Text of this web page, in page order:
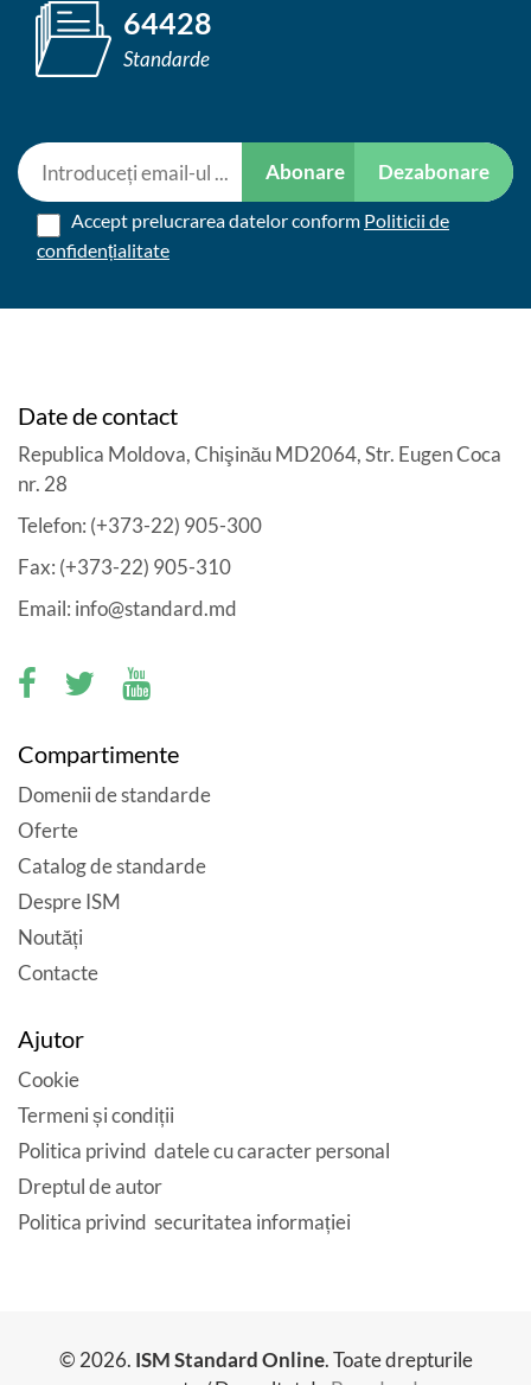
64428
Standarde
Abonare Dezabonare
Accept prelucrarea datelor conform Politicii de
confidențialitate
Date de contact
Republica Moldova, Chişinău MD2064, Str. Eugen Coca
nr. 28
Telefon: (+373-22) 905-300
Fax: (+373-22) 905-310
Email: info@standard.md
Compartimente
Domenii de standarde
Oferte
Catalog de standarde
Despre ISM
Noutăți
Contacte
Ajutor
Cookie
Termeni și condiții
Politica privind datele cu caracter personal
Dreptul de autor
Politica privind securitatea informației
© 2026. ISM Standard Online. Toate drepturile